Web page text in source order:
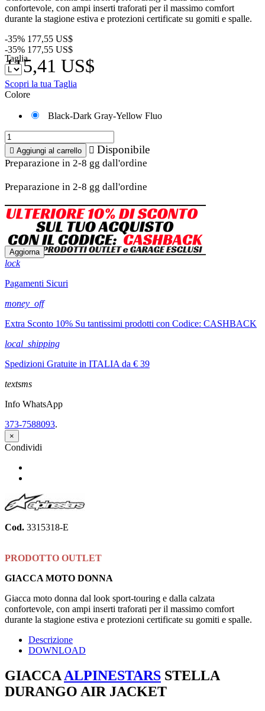
confortevole, con ampi inserti traforati per il massimo comfort
durante la stagione estiva e protezioni certificate su gomiti e spalle.
-35% 177,55 US$
-35% 177,55 US$
115,41 US$
Taglia
Scopri la tua Taglia
Colore
Black-Dark Gray-Yellow Fluo
 Aggiungi al carrello  Disponibile
Preparazione in 2-8 gg dall'ordine
Preparazione in 2-8 gg dall'ordine
lock
Pagamenti Sicuri
money_off
Extra Sconto 10% Su tantissimi prodotti con Codice: CASHBACK
local_shipping
Spedizioni Gratuite in ITALIA da € 39
textsms
Info WhatsApp
373-7588093.
×
Condividi
Cod. 3315318-E
PRODOTTO OUTLET
GIACCA MOTO DONNA
Giacca moto donna dal look sport-touring e dalla calzata
confortevole, con ampi inserti traforati per il massimo comfort
durante la stagione estiva e protezioni certificate su gomiti e spalle.
Descrizione
DOWNLOAD
GIACCA ALPINESTARS STELLA
DURANGO AIR JACKET